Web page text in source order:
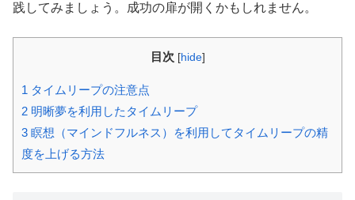
践してみましょう。成功の扉が開くかもしれません。
目次 [hide]
1 タイムリープの注意点
2 明晰夢を利用したタイムリープ
3 瞑想（マインドフルネス）を利用してタイムリープの精
度を上げる方法